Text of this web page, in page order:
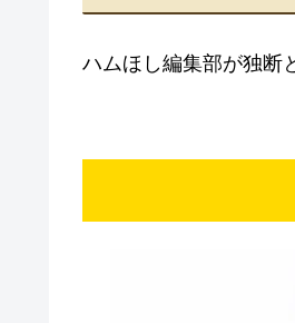
ハムほし編集部が独断